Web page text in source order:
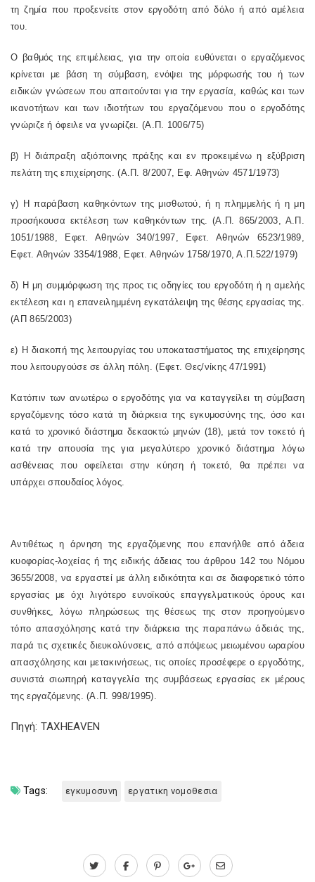
τη ζημία που προξενείτε στον εργοδότη από δόλο ή από αμέλεια
του.
Ο βαθμός της επιμέλειας, για την οποία ευθύνεται ο εργαζόμενος
κρίνεται με βάση τη σύμβαση, ενόψει της μόρφωσής του ή των
ειδικών γνώσεων που απαιτούνται για την εργασία, καθώς και των
ικανοτήτων και των ιδιοτήτων του εργαζόμενου που ο εργοδότης
γνώριζε ή όφειλε να γνωρίζει. (Α.Π. 1006/75)
β) Η διάπραξη αξιόποινης πράξης και εν προκειμένω η εξύβριση
πελάτη της επιχείρησης. (Α.Π. 8/2007, Εφ. Αθηνών 4571/1973)
γ) Η παράβαση καθηκόντων της μισθωτού, ή η πλημμελής ή η μη
προσήκουσα εκτέλεση των καθηκόντων της. (Α.Π. 865/2003, Α.Π.
1051/1988, Εφετ. Αθηνών 340/1997, Εφετ. Αθηνών 6523/1989,
Εφετ. Αθηνών 3354/1988, Εφετ. Αθηνών 1758/1970, Α.Π.522/1979)
δ) Η μη συμμόρφωση της προς τις οδηγίες του εργοδότη ή η αμελής
εκτέλεση και η επανειλημμένη εγκατάλειψη της θέσης εργασίας της.
(ΑΠ 865/2003)
ε) Η διακοπή της λειτουργίας του υποκαταστήματος της επιχείρησης
που λειτουργούσε σε άλλη πόλη. (Εφετ. Θες/νίκης 47/1991)
Κατόπιν των ανωτέρω ο εργοδότης για να καταγγείλει τη σύμβαση
εργαζόμενης τόσο κατά τη διάρκεια της εγκυμοσύνης της, όσο και
κατά το χρονικό διάστημα δεκαοκτώ μηνών (18), μετά τον τοκετό ή
κατά την απουσία της για μεγαλύτερο χρονικό διάστημα λόγω
ασθένειας που οφείλεται στην κύηση ή τοκετό, θα πρέπει να
υπάρχει σπουδαίος λόγος.
Αντιθέτως η άρνηση της εργαζόμενης που επανήλθε από άδεια
κυοφορίας-λοχείας ή της ειδικής άδειας του άρθρου 142 του Νόμου
3655/2008, να εργαστεί με άλλη ειδικότητα και σε διαφορετικό τόπο
εργασίας με όχι λιγότερο ευνοϊκούς επαγγελματικούς όρους και
συνθήκες, λόγω πληρώσεως της θέσεως της στον προηγούμενο
τόπο απασχόλησης κατά την διάρκεια της παραπάνω άδειάς της,
παρά τις σχετικές διευκολύνσεις, από απόψεως μειωμένου ωραρίου
απασχόλησης και μετακινήσεως, τις οποίες προσέφερε ο εργοδότης,
συνιστά σιωπηρή καταγγελία της συμβάσεως εργασίας εκ μέρους
της εργαζόμενης. (Α.Π. 998/1995).
Πηγή: TAXHEAVEN
Tags: εγκυμοσυνη εργατικη νομοθεσια